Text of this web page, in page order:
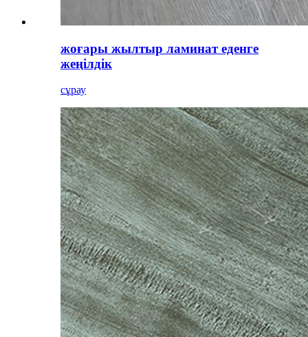
жоғары жылтыр ламинат еденге
жеңілдік
сұрау